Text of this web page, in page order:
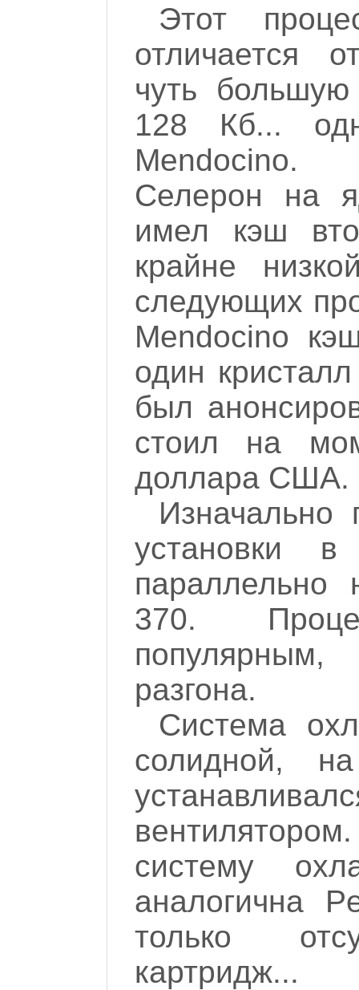
Этот
отличается
чуть
128 Кб...
Селерон на
имел кэш
крайне
следующих
Mendocino
один
был
стоил на
доллара США.
Изначально
параллельно
370.
разгона.
Система
солидной,
систему
аналогична
только
картридж...